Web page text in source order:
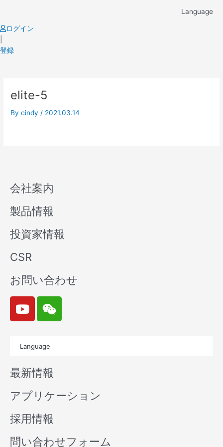
content
Language
ログイン
登録
elite-5
Bycindy / 2021.03.14
会社案内
製品情報
投資家情報
CSR
お問い合わせ
Y
o
u
b
e
W
e
i
n
Language
最新情報
アプリケーション
採用情報
問い合わせフォーム